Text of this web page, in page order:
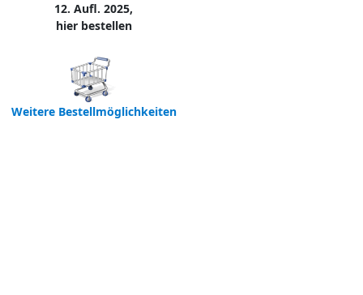
12. Aufl. 2025,
hier bestellen
Weitere Bestellmöglichkeiten